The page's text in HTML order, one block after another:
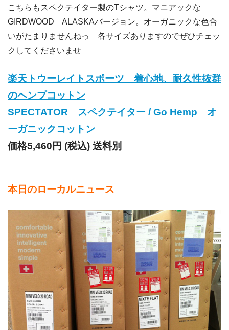
こちらもスペクテイター製のTシャツ。マニアックな
GIRDWOOD ALASKAバージョン。オーガニックな色合
いがたまりませんねっ 各サイズありますのでぜひチェッ
クしてくださいませ
楽天トウーレイトスポーツ 着心地、耐久性抜群
のヘンプコットン
SPECTATOR スペクテイター / Go Hemp オ
ーガニックコットン
価格5,460円 (税込) 送料別
本日のローカルニュース